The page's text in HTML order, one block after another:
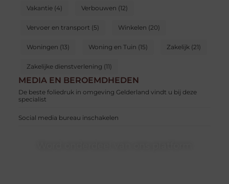
Vakantie(4) Verbouwen (12)
Vervoer en transport (5) Winkelen (20)
Woningen (13) Woning en Tuin (15) Zakelijk (21)
Zakelijke dienstverlening (11)
MEDIA EN BEROEMDHEDEN
De beste foliedruk in omgeving Gelderland vindt u bij deze
specialist
Social media bureau inschakelen